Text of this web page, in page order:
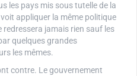
les pays mis sous tutelle de la
appliquer la même politique
redressera jamais rien sauf les
quelques grandes
les mêmes.
contre. Le gouvernement